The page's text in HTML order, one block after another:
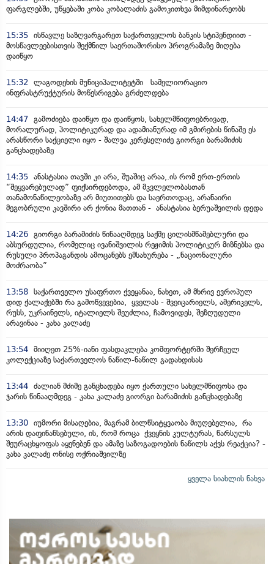
ფარგლებში, უწყებაში კობა კობალაძის გამოკითხვა მიმდინარეობს
15:35 ისწავლე საზღვარგარეთ საქართველოს ბანკის სტიპენდიით -
მოსწავლეებისთვის შექმნილ საერთაშორისო პროგრამაზე მიღება
დაიწყო
15:32
ლაგოდეხის მუნიციპალიტეტში სამელიორაციო
ინფრასტრუქტურის მოწესრიგება გრძელდება
14:47 გამოძიება დაიწყო და დაიწყოს, სახელმწიფოებრივად,
მორალურად, პოლიტიკურად და ადამიანურად იმ გმირების წინაშე ეს
არასწორი საქციელი იყო - შალვა კერესელიძე გიორგი ბარამიძის
განცხადებაზე
14:35 ანასტასია თავში კი არა, შუაშიც არაა,.ის რომ ერთ-ერთის
“შეყვარებულად” ფიქსირდებოდა, ამ მკვლელობასთან
თანამონაწილეობაზე არ მიუთითებს და საერთოდაც, არანაირი
მეგობრული კავშირი არ ქონია მათთან - ანასტასია ბერუაშვილის დედა
14:26 გიორგი ბარამიძის წინააღმდეგ საქმე ცილისმწამებლური და
აბსურდულია, რომელიც ივანიშვილის რეჟიმის პოლიტიკურ მიზნებსა და
რუსული პროპაგანდის ამოცანებს ემსახურება - „ნაციონალური
მოძრაობა”
13:58 საქართველო უსაფრთო ქვეყანაა, ნახეთ, ამ მხრივ ევროპულ
დიდ ქალაქებში რა გამოწვევებია, ყველას - შვეიცარიელს, ამერიკელს,
რუსს, უკრაინელს, იტალიელს შეუძლია, ჩამოვიდეს, შეზღუდული
არავინაა - კახა კალაძე
13:54 მიიღეთ 25%-იანი ფასდაკლება კომფორტერში შერჩეულ
კოლექციაზე საქართველოს ნაწილ-ნაწილ გადახდისას
13:44 ძალიან მძიმე განცხადება იყო ქართული სახელმწიფოსა და
ჯარის წინააღმდეგ - კახა კალაძე გიორგი ბარამიძის განცხადებაზე
13:30 იუმორი მისაღებია, მაგრამ ბილწსიტყვაობა მიუღებელია, რა
არის დაფინანსებული, ის, რომ როცა ქვეყნის კულტურას, წარსულს
შეურაცხყოფას აყენებენ და ამაზე საზოგადოების ნაწილს აქვს რეაქცია? -
კახა კალაძე ონისე ოქრიაშვილზე
ყველა სიახლის ნახვა